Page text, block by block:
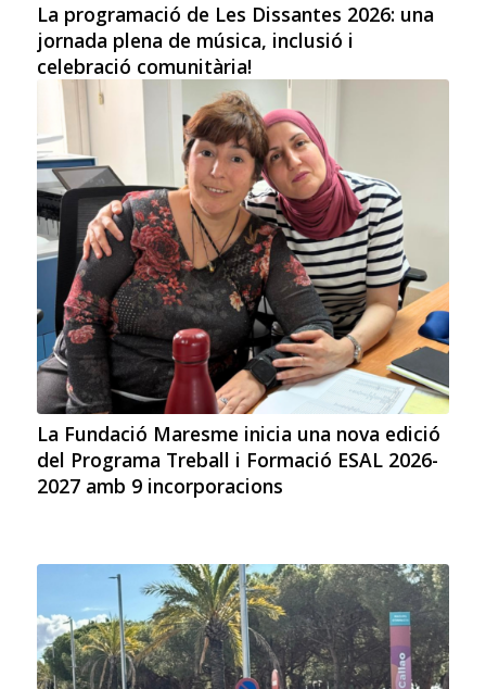
La programació de Les Dissantes 2026: una
jornada plena de música, inclusió i
celebració comunitària!
La Fundació Maresme inicia una nova edició
del Programa Treball i Formació ESAL 2026-
2027 amb 9 incorporacions